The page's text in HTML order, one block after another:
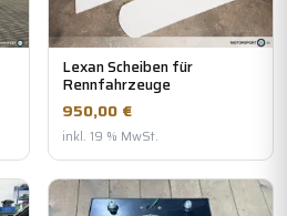
Lexan Scheiben für
Rennfahrzeuge
950,00 €
inkl. 19 % MwSt.